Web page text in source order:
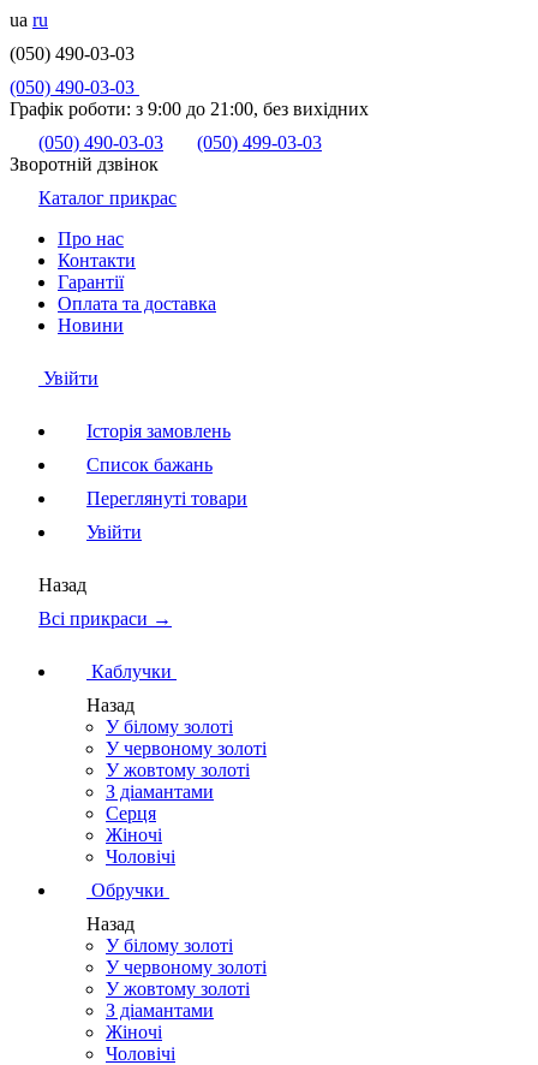
ua ru
(050) 490-03-03
(050) 490-03-03
Графік роботи: з 9:00 до 21:00, без вихідних
(050) 490-03-03
(050) 499-03-03
Зворотній дзвінок
Каталог прикрас
Про нас
Контакти
Гарантії
Оплата та доставка
Новини
Увійти
Історія замовлень
Список бажань
Переглянуті товари
Увійти
Назад
Всі прикраси →
Каблучки
Назад
У білому золоті
У червоному золоті
У жовтому золоті
З діамантами
Серця
Жіночі
Чоловічі
Обручки
Назад
У білому золоті
У червоному золоті
У жовтому золоті
З діамантами
Жіночі
Чоловічі